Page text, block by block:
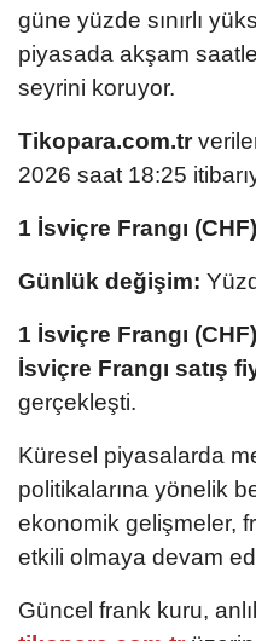
güne yüzde sınırlı
piyasada akşam
seyrini koruyor.
Tikopara.com.tr
2026 saat 18:25
1 İsviçre Frangı (CHF)
Günlük değişim:
1 İsviçre Frangı
İsviçre Frangı satış
gerçekleşti.
Küresel piyasalarda
politikalarına yönelik
ekonomik gelişmeler,
etkili olmaya devam
Güncel frank kuru,